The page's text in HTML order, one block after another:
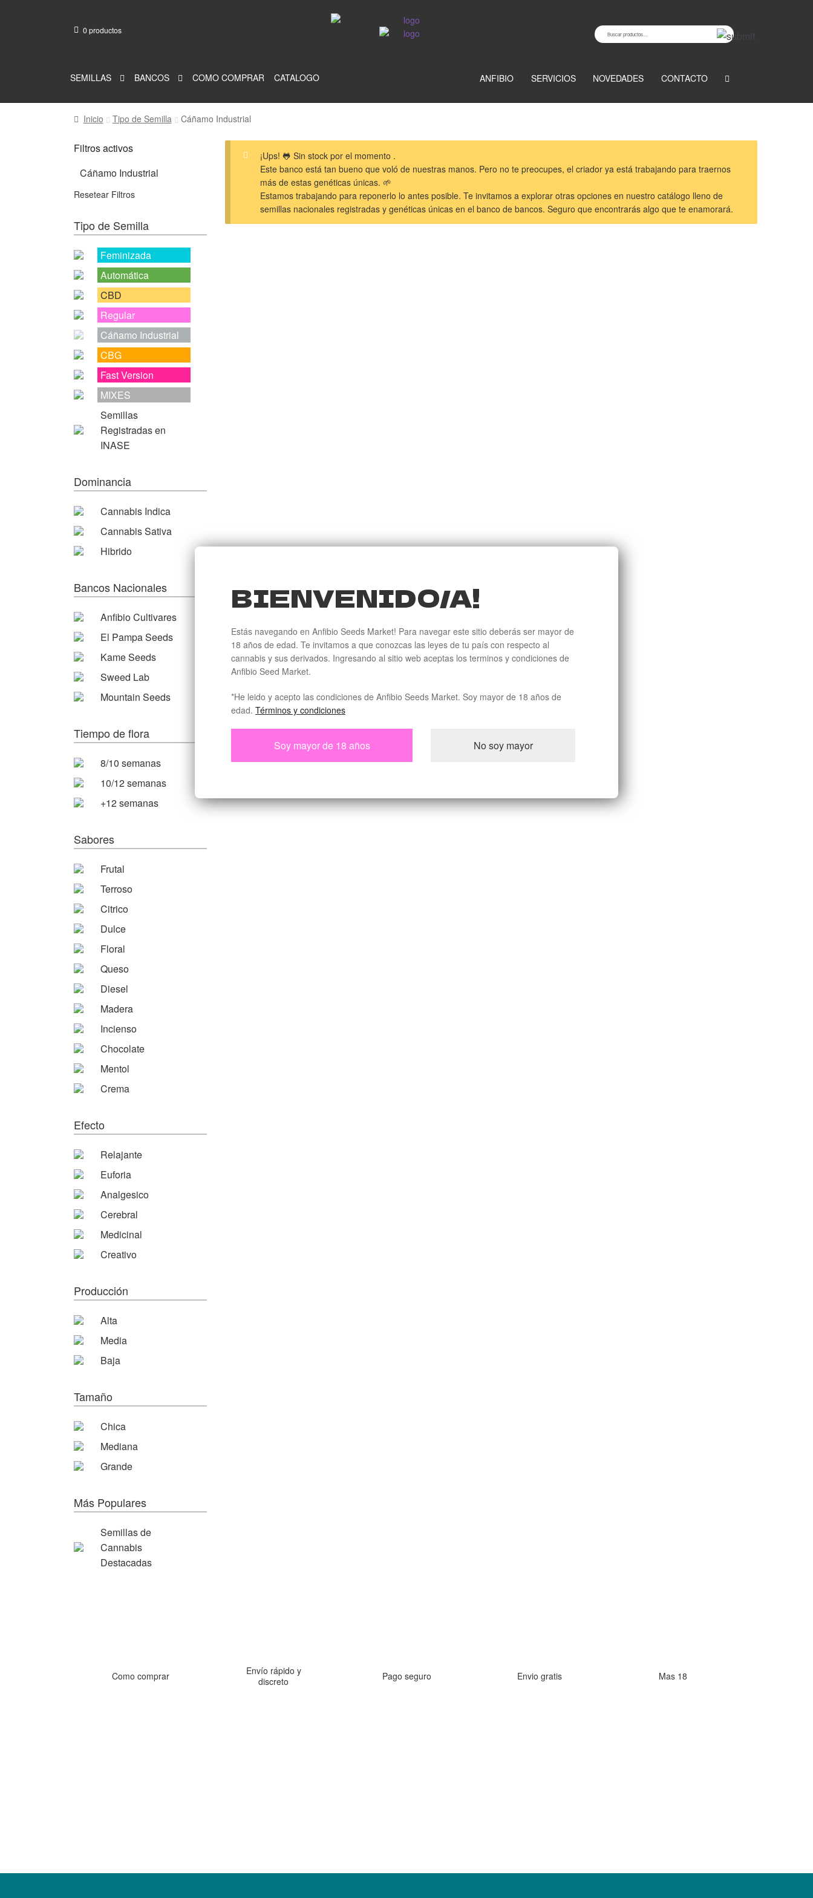
Ir
navegación
Ir
Buscar
por:
Buscar
0 productos
ANFIBIO SERVICIOS NOVEDADES CONTACTO
SEMILLAS BANCOS COMO COMPRAR CATALOGO
Inicio Tipo de Semilla Cáñamo Industrial
BIENVENIDO/A!
Estás navegando en Anfibio Seeds Market! Para navegar este sitio deberás ser mayor de
18 años de edad. Te invitamos a que conozcas las leyes de tu país con respecto al
cannabis y sus derivados. Ingresando al sitio web aceptas los terminos y condiciones de
Anfibio Seed Market.
*He leido y acepto las condiciones de Anfibio Seeds Market. Soy mayor de 18 años de
edad. Términos y condiciones
Soy mayor de 18 años No soy mayor
Cáñamo Industrial
Resetear Filtros
Tipo de Semilla
Feminizada
Automática
CBD
Regular
Cáñamo Industrial
CBG
Fast Version
MIXES
Semillas
Registradas en
INASE
Dominancia
Cannabis Indica
Cannabis Sativa
Hibrido
Bancos Nacionales
Anfibio Cultivares
El Pampa Seeds
Kame Seeds
Sweed Lab
Mountain Seeds
Tiempo de flora
8/10 semanas
10/12 semanas
+12 semanas
Sabores
Frutal
Terroso
Citrico
Dulce
Floral
Queso
Diesel
Madera
Incienso
Chocolate
Mentol
Crema
Efecto
Relajante
Euforia
Analgesico
Cerebral
Medicinal
Creativo
Producción
Alta
Media
Baja
Tamaño
Chica
Mediana
Grande
Más Populares
Semillas de
Cannabis
Destacadas
¡Ups! 🐸 Sin stock por el momento .
Este banco está tan bueno que voló de nuestras manos. Pero no te preocupes, el criador ya está trabajando para traernos
más de estas genéticas únicas. 🌱
Estamos trabajando para reponerlo lo antes posible. Te invitamos a explorar otras opciones en nuestro catálogo lleno de
semillas nacionales registradas y genéticas únicas en el banco de bancos. Seguro que encontrarás algo que te enamorará.
Como comprar
Envío rápido y
discreto
Pago seguro Envio gratis Mas 18